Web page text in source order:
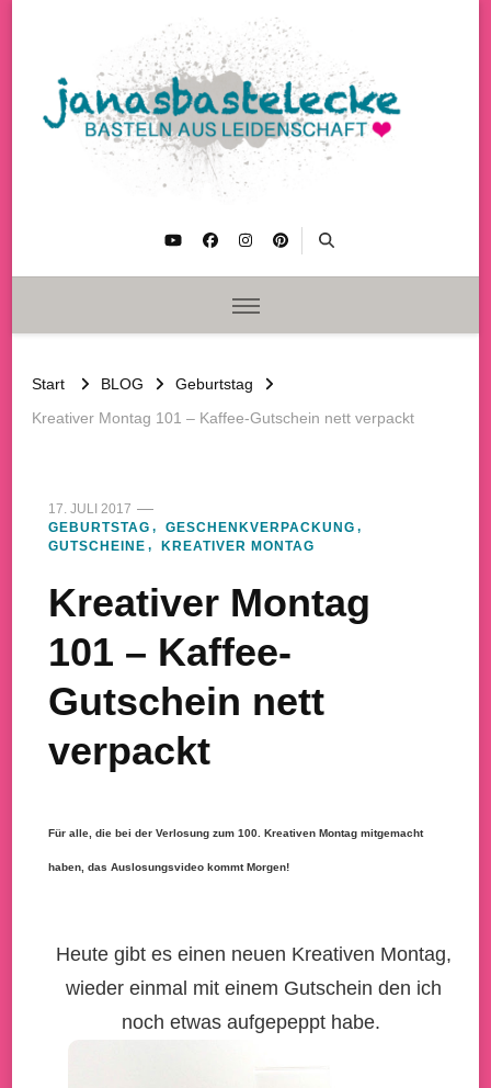
Start BLOG
Geburtstag
Kreativer Montag 101 – Kaffee-Gutschein nett verpackt
17. JULI 2017
GEBURTSTAG
GESCHENKVERPACKUNG
GUTSCHEINE
KREATIVER MONTAG
Kreativer Montag
101 – Kaffee-
Gutschein nett
verpackt
Für alle, die bei der Verlosung zum 100. Kreativen Montag mitgemacht
haben, das Auslosungsvideo kommt Morgen!
Heute gibt es einen neuen Kreativen Montag,
wieder einmal mit einem Gutschein den ich
noch etwas aufgepeppt habe.